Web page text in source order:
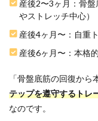
5.1
1位：
ビー
コン
ト 札
幌大
通店
｜託
産後2〜3ヶ月：骨
やストレッチ中心）
産後4ヶ月〜：自重
産後6ヶ月〜：本格
「骨盤底筋の回復から
テップを遵守するトレ
なのです。